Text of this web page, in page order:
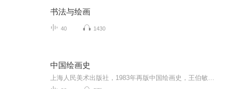
书法与绘画
40 1430
中国绘画史